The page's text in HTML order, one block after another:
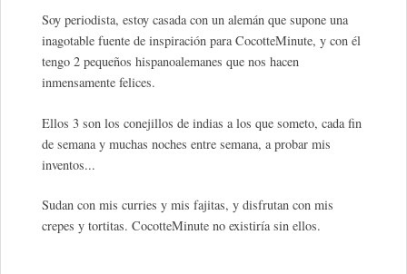
Soy periodista, estoy casada con un alemán que supone una
inagotable fuente de inspiración para CocotteMinute, y con él
tengo 2 pequeños hispanoalemanes que nos hacen
inmensamente felices.
Ellos 3 son los conejillos de indias a los que someto, cada fin
de semana y muchas noches entre semana, a probar mis
inventos...
Sudan con mis curries y mis fajitas, y disfrutan con mis
crepes y tortitas. CocotteMinute no existiría sin ellos.